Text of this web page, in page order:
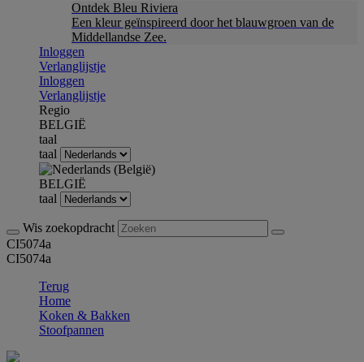
Ontdek Bleu Riviera
Een kleur geïnspireerd door het blauwgroen van de
Middellandse Zee.
Inloggen
Verlanglijstje
Inloggen
Verlanglijstje
Regio
BELGIË
taal
taal
BELGIË
taal
Wis zoekopdracht
CI5074a
CI5074a
Terug
Home
Koken & Bakken
Stoofpannen